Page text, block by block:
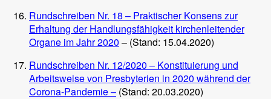
Rundschreiben Nr. 18 – Praktischer Konsens zur
Erhaltung der Handlungsfähigkeit kirchenleitender
Organe im Jahr 2020 – (Stand: 15.04.2020)
Rundschreiben Nr. 12/2020 – Konstituierung und
Arbeitsweise von Presbyterien in 2020 während der
Corona-Pandemie – (Stand: 20.03.2020)